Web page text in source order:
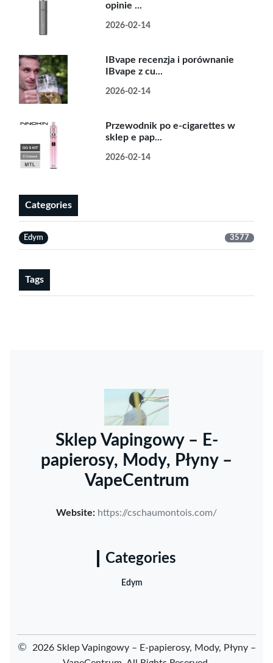
opinie ...
2026-02-14
IBvape recenzja i porównanie
IBvape z cu...
2026-02-14
Przewodnik po e-cigarettes w
sklep e pap...
2026-02-14
Categories
Edym 3577
Tags
Sklep Vapingowy – E-
papierosy, Mody, Płyny –
VapeCentrum
Website: https://cschaumontois.com/
Categories
Edym
©
2026 Sklep Vapingowy – E-papierosy, Mody, Płyny –